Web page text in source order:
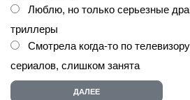
Люблю, но только серьезные
триллеры
Смотрела когда-то по
сериалов, слишком занята